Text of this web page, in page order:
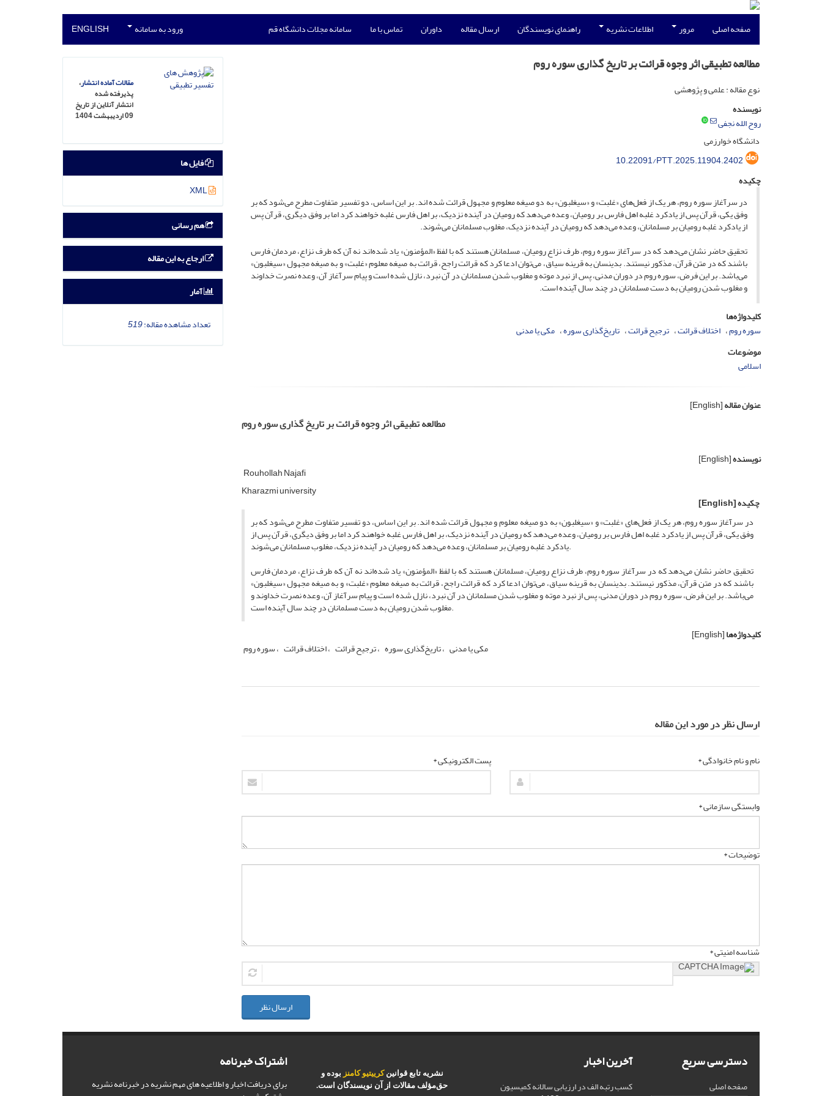
صفحه اصلی مرور اطلاعات نشریه راهنمای نویسندگان ارسال مقاله داوران تماس با ما سامانه مجلات دانشگاه قم ورود به سامانه ENGLISH
مطالعه تطبیقى اثر وجوه قرائت بر تاریخ گذارى سوره روم
نوع مقاله : علمی و پژوهشی
نویسنده
روح الله نجفی
دانشگاه خوارزمی
10.22091/PTT.2025.11904.2402
چکیده
در سرآغاز سوره روم، هر یک از فعل‌های «غلبت» و «سیغلبون» به دو صیغه معلوم و مجهول قرائت شده اند. بر این اساس، دو تفسیر متفاوت مطرح می‌شود که بر
وفق یکی، قرآن پس از یادکرد غلبه اهل فارس بر رومیان، وعده می‌دهد که رومیان در آینده نزدیک، بر اهل فارس غلبه خواهند کرد اما بر وفق دیگری، قرآن پس
از یادکرد غلبه رومیان بر مسلمانان، وعده می‌دهد که رومیان در آینده نزدیک، مغلوب مسلمانان می‌شوند‌.
تحقیق حاضر نشان می‌دهد که در سرآغاز سوره روم، طرف نزاع رومیان، مسلمانان هستند که با لفظ «المؤمنون» یاد شده‌اند نه آن که طرف نزاع، مردمان فارس
باشند که در متن قرآن، مذکور نیستند. بدینسان به قرینه سیاق، می‌توان ادعا کرد که قرائت راجح، قرائت به صیغه معلوم «غلبت» و به صیغه مجهول «سیغلبون»
می‌باشد. بر این فرض، سوره روم در دوران مدنی، پس از نبرد موته و مغلوب شدن مسلمانان در آن نبرد، نازل شده است و پیام سرآغاز آن، وعده نصرت خداوند
و مغلوب شدن رومیان به دست مسلمانان در چند سال آینده است.
کلیدواژه‌ها
سوره روم اختلاف قرائت ترجیح قرائت تاریخ‌گذاری سوره مکى یا مدنى
موضوعات
اسلامی
عنوان مقاله[English]
مطالعه تطبیقى اثر وجوه قرائت بر تاریخ گذارى سوره روم
نویسنده[English]
Rouhollah Najafi
Kharazmi university
چکیده[English]
در سرآغاز سوره روم، هر یک از فعل‌های «غلبت» و «سیغلبون» به دو صیغه معلوم و مجهول قرائت شده اند. بر این اساس، دو تفسیر متفاوت مطرح می‌شود که بر
وفق یکی، قرآن پس از یادکرد غلبه اهل فارس بر رومیان، وعده می‌دهد که رومیان در آینده نزدیک، بر اهل فارس غلبه خواهند کرد اما بر وفق دیگری، قرآن پس از
یادکرد غلبه رومیان بر مسلمانان، وعده می‌دهد که رومیان در آینده نزدیک، مغلوب مسلمانان می‌شوند‌.
تحقیق حاضر نشان می‌دهد که در سرآغاز سوره روم، طرف نزاع رومیان، مسلمانان هستند که با لفظ «المؤمنون» یاد شده‌اند نه آن که طرف نزاع، مردمان فارس
باشند که در متن قرآن، مذکور نیستند. بدینسان به قرینه سیاق، می‌توان ادعا کرد که قرائت راجح، قرائت به صیغه معلوم «غلبت» و به صیغه مجهول «سیغلبون»
می‌باشد. بر این فرض، سوره روم در دوران مدنی، پس از نبرد موته و مغلوب شدن مسلمانان در آن نبرد، نازل شده است و پیام سرآغاز آن، وعده نصرت خداوند و
مغلوب شدن رومیان به دست مسلمانان در چند سال آینده است.
کلیدواژه‌ها[English]
اختلاف قرائت ترجیح قرائت تاریخ‌گذاری سوره مکى یا مدنى
ارسال نظر در مورد این مقاله
نام و نام خانوادگی * پست الکترونیکی *
وابستگی سازمانی *
توضیحات *
شناسه امنیتی *
ارسال نظر
مقالات آماده انتشار،
پذیرفته شده
انتشار آنلاین از تاریخ
09 اردیبهشت 1404
فایل ها
XML
هم رسانی
ارجاع به این مقاله
آمار
تعداد مشاهده مقاله:519
دسترسی سریع
صفحه اصلی
آخرین اخبار
کسب رتبه الف در ارزیابی سالانه کمیسیون
نشریه تابع قوانین کرییتیو کامنز بوده و
حق‌مؤلف مقالات از آن نویسندگان است.
اشتراک خبرنامه
برای دریافت اخبار و اطلاعیه های مهم نشریه در خبرنامه نشریه